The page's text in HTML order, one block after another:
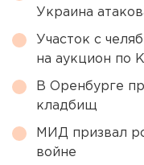
Украина
Участок с
на аукцион по
В Оренбурге
кладбищ
МИД призвал
войне